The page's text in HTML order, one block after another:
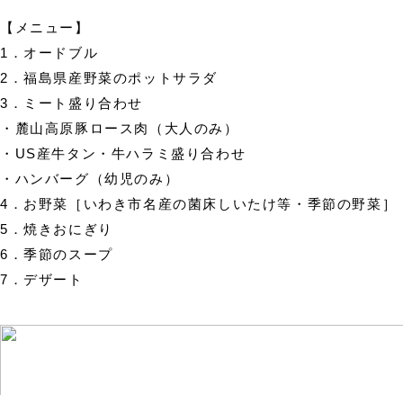
【メニュー】
1．オードブル
2．福島県産野菜のポットサラダ
3．ミート盛り合わせ
・麓山高原豚ロース肉（大人のみ）
・US産牛タン・牛ハラミ盛り合わせ
・ハンバーグ（幼児のみ）
4．お野菜［いわき市名産の菌床しいたけ等・季節の野菜］
5．焼きおにぎり
6．季節のスープ
7．デザート